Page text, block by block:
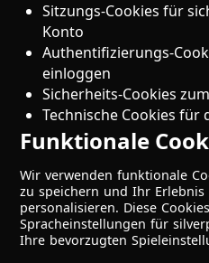
Sitzungs-Cookies für
Konto
Authentifizierungs-
einloggen
Sicherheits-Cookies
Technische Cookies für
Funktionale
Wir verwenden funktionale
zu speichern und Ihr Erlebnis
personalisieren. Diese
Spracheinstellungen für
Ihre bevorzugten